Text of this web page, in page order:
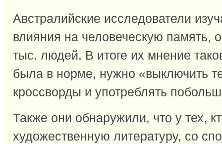
Австралийские исследователи
влияния на человеческую память,
тыс. людей. В итоге их мнение
была в норме, нужно «выключить
кроссворды и употреблять
Также они обнаружили, что у тех,
художественную литературу, со